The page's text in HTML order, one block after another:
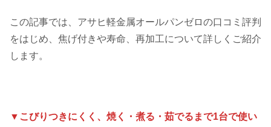
この記事では、アサヒ軽金属オールパンゼロの口コミ評判
をはじめ、焦げ付きや寿命、再加工について詳しくご紹介
します。
▼こびりつきにくく、焼く・煮る・茹でるまで1台で使い